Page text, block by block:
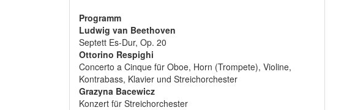
Programm
Ludwig van Beethoven
Septett Es-Dur, Op. 20
Ottorino Respighi
Concerto a Cinque für Oboe, Horn (Trompete), Violine,
Kontrabass, Klavier und Streichorchester
Grazyna Bacewicz
Konzert für Streichorchester